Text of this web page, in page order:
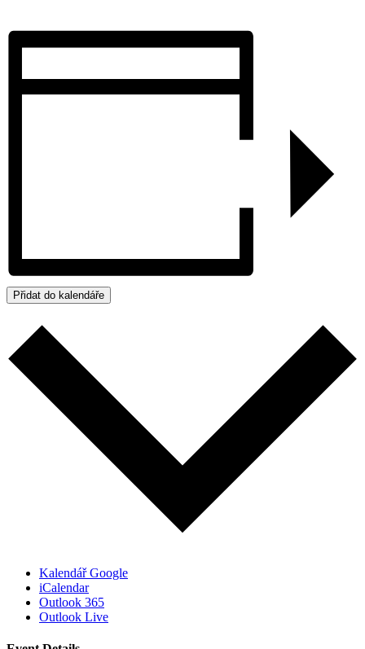
Přidat do kalendáře
Kalendář Google
iCalendar
Outlook 365
Outlook Live